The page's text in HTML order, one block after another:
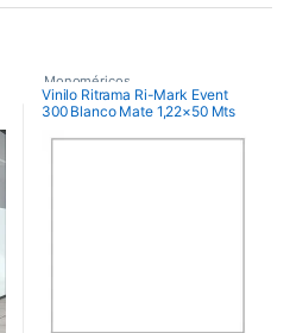
Monoméricos
RITRAMA Ri-Mark M300 Event
Vinilo Ritrama Ri-Mark Event
300 Blanco Mate 1,22×50 Mts